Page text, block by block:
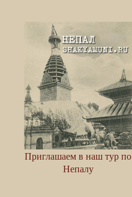
Приглашаем в наш тур по
Непалу